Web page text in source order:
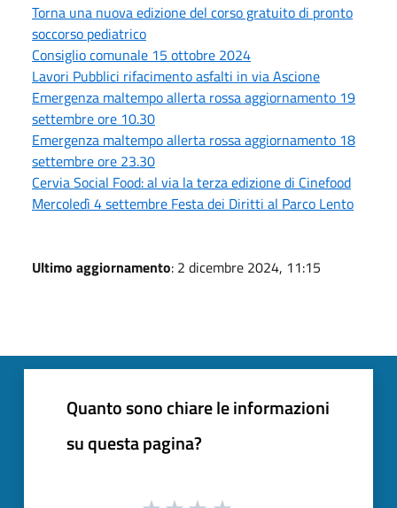
Torna una nuova edizione del corso gratuito di pronto
soccorso pediatrico
Consiglio comunale 15 ottobre 2024
Lavori Pubblici rifacimento asfalti in via Ascione
Emergenza maltempo allerta rossa aggiornamento 19
settembre ore 10.30
Emergenza maltempo allerta rossa aggiornamento 18
settembre ore 23.30
Cervia Social Food: al via la terza edizione di Cinefood
Mercoledì 4 settembre Festa dei Diritti al Parco Lento
Ultimo aggiornamento: 2 dicembre 2024, 11:15
Quanto sono chiare le informazioni
su questa pagina?